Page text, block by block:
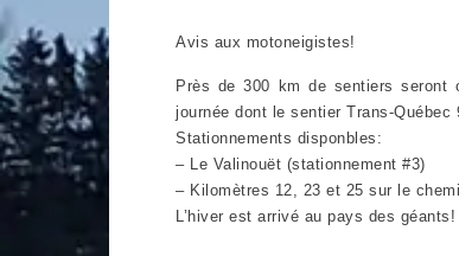
Avis aux motoneigistes!
Près de 300 km de sentiers seront
journée dont le sentier Trans-
Stationnements disponbles:
– Le Valinouët (stationnement #3)
– Kilomètres 12, 23 et 25 sur le
L’hiver est arrivé au pays des géants!